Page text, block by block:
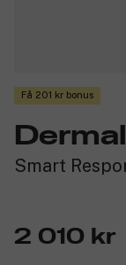
Få 201 kr bonus
Smart
2 010 kr